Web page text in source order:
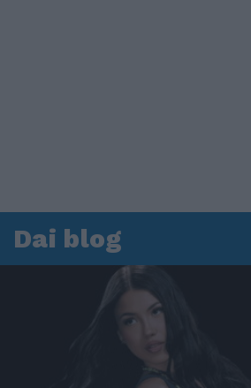
Dai blog